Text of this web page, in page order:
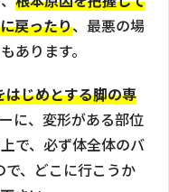
戻ったり、最悪の場
あります。
はじめとする脚の専
に、変形がある部位
で、必ず体全体のバ
で、どこに行こうか